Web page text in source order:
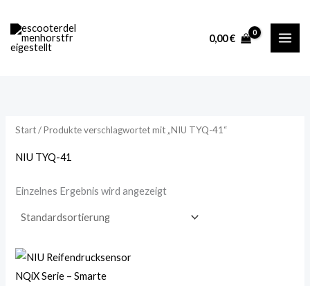
Inhalt
springen
0,00€
i
n
e
i
e
Start/ Produkte verschlagwortet mit „NIU TYQ-41“
NIU TYQ-41
Einzelnes Ergebnis wird angezeigt